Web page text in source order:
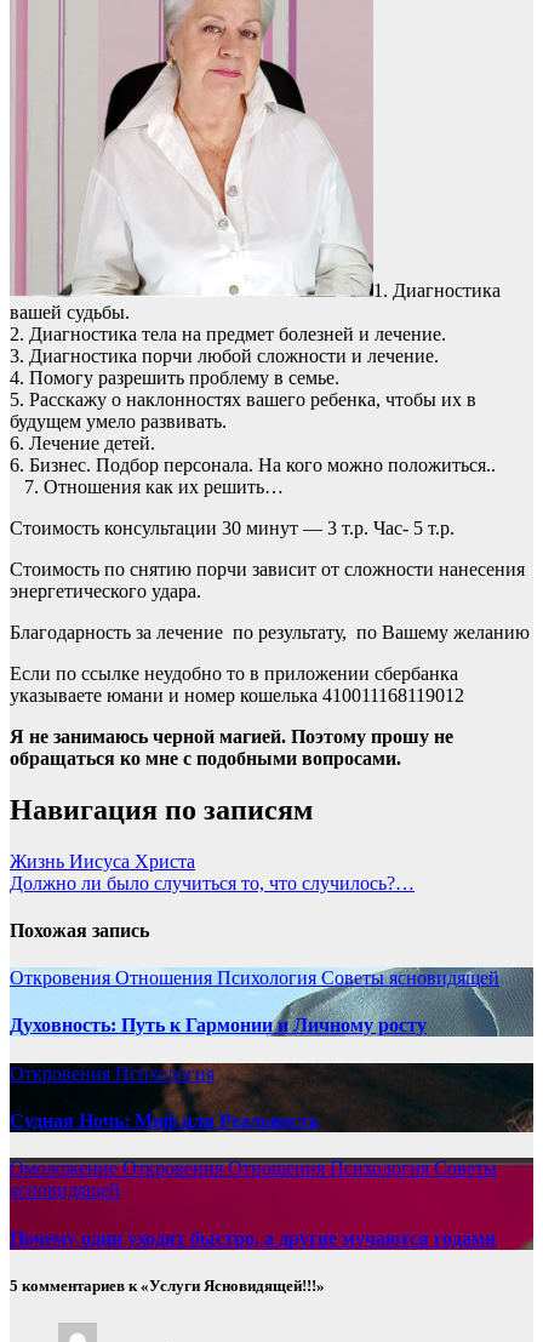
1. Диагностика
вашей судьбы.
2. Диагностика тела на предмет болезней и лечение.
3. Диагностика порчи любой сложности и лечение.
4. Помогу разрешить проблему в семье.
5. Расскажу о наклонностях вашего ребенка, чтобы их в
будущем умело развивать.
6. Лечение детей.
6. Бизнес. Подбор персонала. На кого можно положиться..
7. Отношения как их решить…
Стоимость консультации 30 минут — 3 т.р. Час- 5 т.р.
Стоимость по снятию порчи зависит от сложности нанесения
энергетического удара.
Благодарность за лечение по результату, по Вашему желанию
Если по ссылке неудобно то в приложении сбербанка
указываете юмани и номер кошелька 410011168119012
Я не занимаюсь черной магией. Поэтому прошу не
обращаться ко мне с подобными вопросами.
Навигация по записям
Жизнь Иисуса Христа
Должно ли было случиться то, что случилось?…
Похожая запись
ОткровенияОтношения Психология Советы ясновидящей
Духовность: Путь к Гармонии и Личному росту
Откровения Психология
Судная Ночь: Миф или Реальность
ОмоложениеОткровенияОтношенияПсихологияСоветы
ясновидящей
Почему одни уходят быстро, а другие мучаются годами
5 комментариев к «Услуги Ясновидящей!!!»